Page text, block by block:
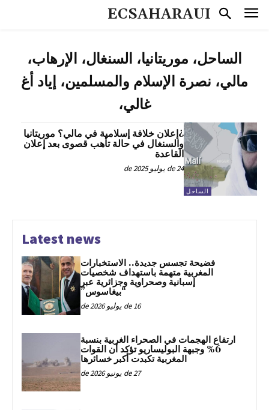
ECSAHARAUI
الساحل، موريتانيا، السنغال، الإرهاب،
مالي، نصرة الإسلام والمسلمين، إياد أغ
غالي،
الساحل
¿إعلان خلافة إسلامية في مالي؟ موريتانيا
والسنغال في حالة تأهب قصوى بعد إعلان
القاعدة
24 de يوليو de 2025
Latest news
فضيحة تجسس جديدة.. الاستخبارات
المغربية متهمة باستهداف شخصيات
إسبانية وصحراوية وجزائرية عبر
“بيغاسوس”
16 de يوليو de 2026
ارتفاع الهجمات في الصحراء الغربية بنسبة
6% وجبهة البوليساريو تؤكد أن القوات
المغربية تكبدت أكبر خسائرها
27 de يونيو de 2026